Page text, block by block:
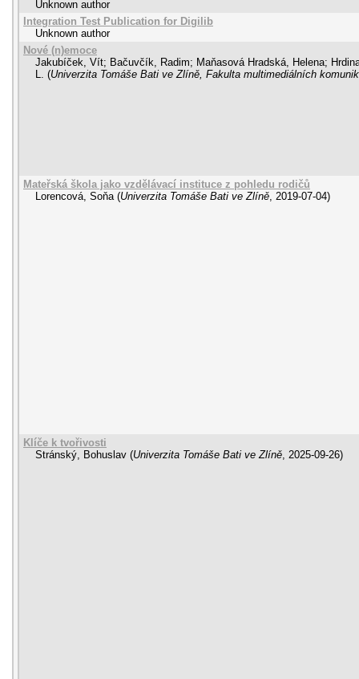
Unknown author
Integration Test Publication for Digilib
Unknown author
Nové (n)emoce
Jakubíček, Vít; Bačuvčík, Radim; Maňasová Hradská, Helena;
L. (Univerzita Tomáše Bati ve Zlíně, Fakulta multimediálních
Mateřská škola jako vzdělávací instituce z pohledu rodičů
Lorencová, Soňa (Univerzita Tomáše Bati ve Zlíně, 2019-07-04)
Klíče k tvořivosti
Stránský, Bohuslav (Univerzita Tomáše Bati ve Zlíně, 2025-09-26)